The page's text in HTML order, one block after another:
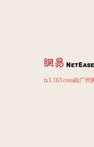
tx3.163.com由广